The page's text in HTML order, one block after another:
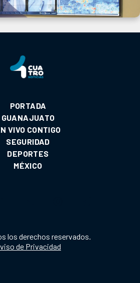
PORTADA
GUANAJUATO
VIVO CONTIGO
SEGURIDAD
DEPORTES
MÉXICO
los derechos reservados.
de Privacidad